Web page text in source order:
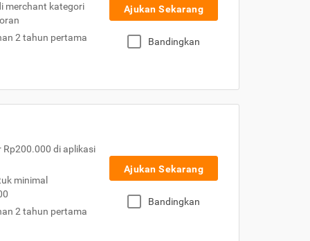
merchant kategori
2 tahun pertama
Ajukan Sekarang
Bandingkan
Rp200.000 di aplikasi
minimal
2 tahun pertama
Ajukan Sekarang
Bandingkan